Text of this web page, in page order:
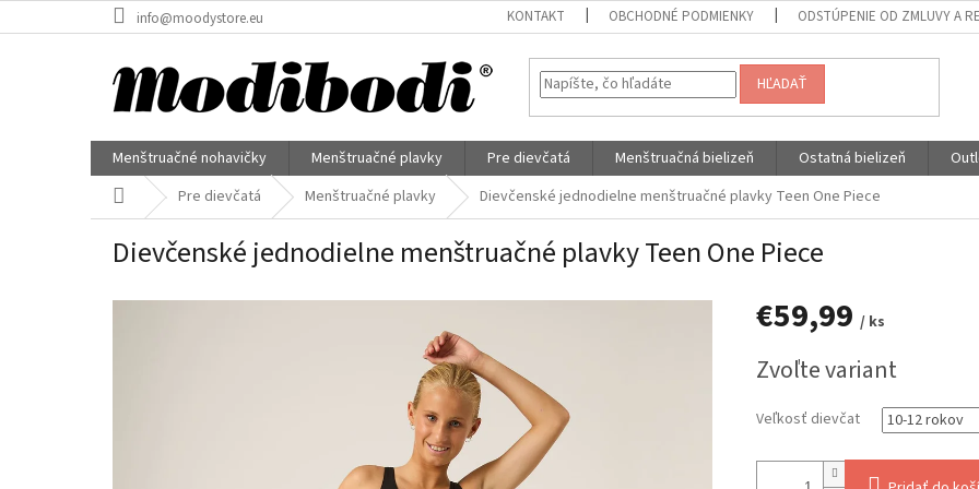
na
info@moodystore.eu KONTAKT OBCHODNÉ PODMIENKY ODSTÚPENIE OD ZMLUVY A
HĽADAŤ
Menštruačné nohavičky Menštruačné plavky Pre dievčatá Menštruačná bielizeň Ostatná bielizeň
DomovPre dievčatá Menštruačné plavky Dievčenské jednodielne menštruačné plavky Teen One Piece
Dievčenské jednodielne menštruačné plavky Teen One Piece
€59,99 / ks
cena:
Zvoľte variant
Veľkosť dievčat